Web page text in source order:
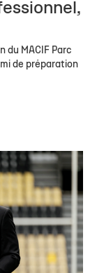
du MACIF Parc
de préparation